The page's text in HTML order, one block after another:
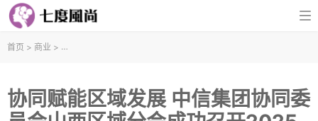
首页 > 商业 > 协同赋能区域发展 中信集团协同委员会山西区域分会成功召开2025
协同赋能区域发展 中信集团协同委